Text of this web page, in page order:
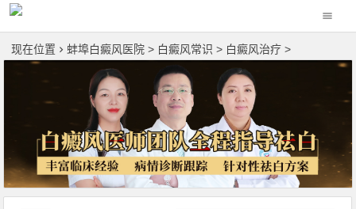
现在位置 蚌埠白癜风医院 > 白癜风常识 > 白癜风治疗 >